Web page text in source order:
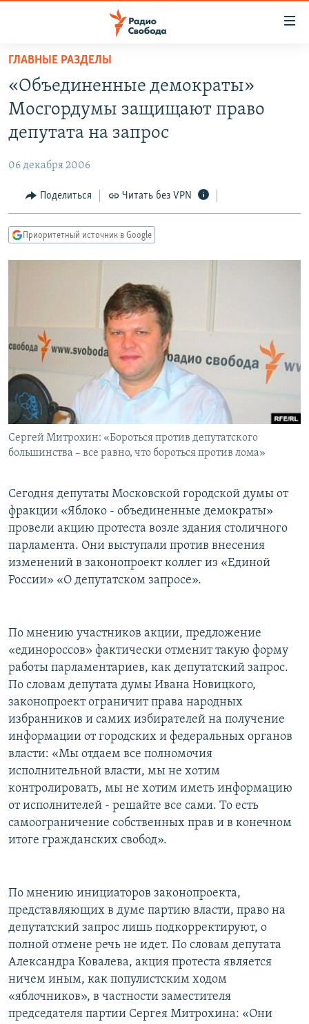
упрощенного
доступа
Вернуться
основному
Вернутся
Вернутся
ПРОГРАММЫ
ПОДКАСТЫ
АВТОРСКИЕ ПРОЕКТЫ
МНЕНИЯ
КУЛЬТУРА
КАВКАЗ.РЕАЛИИ
РАСПИСАНИЕ ВЕЩАНИЯ
ПОДПИШИТЕСЬ НА РАССЫЛКУ
СОЦИАЛЬНЫЕ СЕТИ
ГЛАВНЫЕ РАЗДЕЛЫ
«Объединенные демократы»
Мосгордумы защищают право
депутата на запрос
06 декабря 2006
Поделиться Читать без VPN
Приоритетный источник в Google
Сергей Митрохин: «Бороться против депутатского
большинства – все равно, что бороться против лома»
Сегодня депутаты Московской городской думы от
фракции «Яблоко - объединенные демократы»
провели акцию протеста возле здания столичного
парламента. Они выступали против внесения
изменений в законопроект коллег из «Единой
России» «О депутатском запросе».
По мнению участников акции, предложение
«единороссов» фактически отменит такую форму
работы парламентариев, как депутатский запрос.
По словам депутата думы Ивана Новицкого,
законопроект ограничит права народных
избранников и самих избирателей на получение
информации от городских и федеральных органов
власти: «Мы отдаем все полномочия
исполнительной власти, мы не хотим
контролировать, мы не хотим иметь информацию
от исполнителей - решайте все сами. То есть
самоограничение собственных прав и в конечном
итоге гражданских свобод».
По мнению инициаторов законопроекта,
представляющих в думе партию власти, право на
депутатский запрос лишь подкорректируют, о
полной отмене речь не идет. По словам депутата
Александра Ковалева, акция протеста является
ничем иным, как популистским ходом
«яблочников», в частности заместителя
председателя партии Сергея Митрохина: «Они